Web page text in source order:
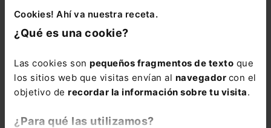
Cookies! Ahí va nuestra receta.
¿Qué es una cookie?
Las cookies son pequeños fragmentos de texto que
los sitios web que visitas envían al navegador con el
objetivo de recordar la información sobre tu visita.
¿Para qué las utilizamos?
El Memento Social
lo tienes disponible
también en el